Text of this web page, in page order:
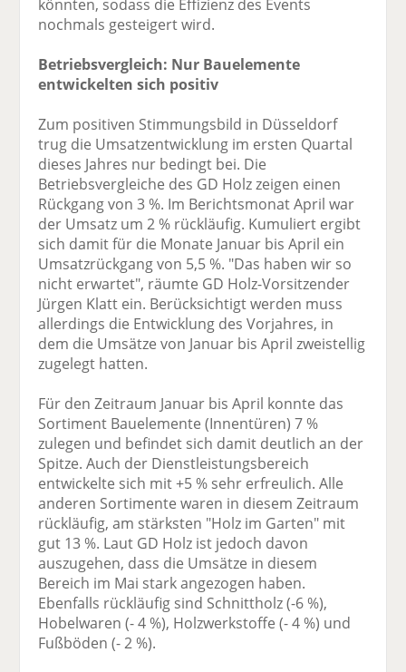
könnten, sodass die Effizienz des Events
nochmals gesteigert wird.
Betriebsvergleich: Nur Bauelemente
entwickelten sich positiv
Zum positiven Stimmungsbild in Düsseldorf
trug die Umsatzentwicklung im ersten Quartal
dieses Jahres nur bedingt bei. Die
Betriebsvergleiche des GD Holz zeigen einen
Rückgang von 3 %. Im Berichtsmonat April war
der Umsatz um 2 % rückläufig. Kumuliert ergibt
sich damit für die Monate Januar bis April ein
Umsatzrückgang von 5,5 %. "Das haben wir so
nicht erwartet", räumte GD Holz-Vorsitzender
Jürgen Klatt ein. Berücksichtigt werden muss
allerdings die Entwicklung des Vorjahres, in
dem die Umsätze von Januar bis April zweistellig
zugelegt hatten.
Für den Zeitraum Januar bis April konnte das
Sortiment Bauelemente (Innentüren) 7 %
zulegen und befindet sich damit deutlich an der
Spitze. Auch der Dienstleistungsbereich
entwickelte sich mit +5 % sehr erfreulich. Alle
anderen Sortimente waren in diesem Zeitraum
rückläufig, am stärksten "Holz im Garten" mit
gut 13 %. Laut GD Holz ist jedoch davon
auszugehen, dass die Umsätze in diesem
Bereich im Mai stark angezogen haben.
Ebenfalls rückläufig sind Schnittholz (-6 %),
Hobelwaren (- 4 %), Holzwerkstoffe (- 4 %) und
Fußböden (- 2 %).